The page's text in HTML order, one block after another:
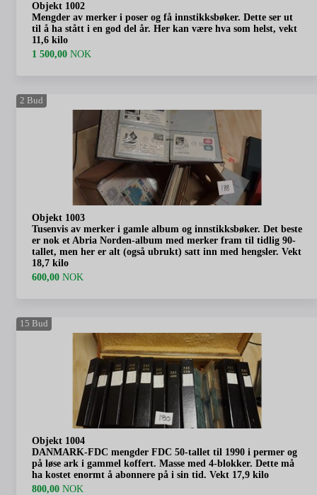
Objekt 1002
Mengder av merker i poser og få innstikksbøker. Dette ser ut
til å ha stått i en god del år. Her kan være hva som helst, vekt
11,6 kilo
1 500,00 NOK
2 Bud
Objekt 1003
Tusenvis av merker i gamle album og innstikksbøker. Det beste
er nok et Abria Norden-album med merker fram til tidlig 90-
tallet, men her er alt (også ubrukt) satt inn med hengsler. Vekt
18,7 kilo
600,00 NOK
15 Bud
Objekt 1004
DANMARK-FDC mengder FDC 50-tallet til 1990 i permer og
på løse ark i gammel koffert. Masse med 4-blokker. Dette må
ha kostet enormt å abonnere på i sin tid. Vekt 17,9 kilo
800,00 NOK